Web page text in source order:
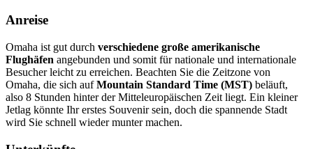
Anreise
Omaha ist gut durch verschiedene große amerikanische
Flughäfen angebunden und somit für nationale und internationale
Besucher leicht zu erreichen. Beachten Sie die Zeitzone von
Omaha, die sich aufMountain Standard Time (MST) beläuft,
also 8 Stunden hinter der Mitteleuropäischen Zeit liegt. Ein kleiner
Jetlag könnte Ihr erstes Souvenir sein, doch die spannende Stadt
wird Sie schnell wieder munter machen.